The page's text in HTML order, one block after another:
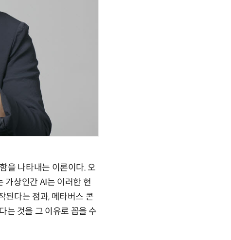
을 나타내는 이론이다. 오
가상인간 AI는 이러한 현
된다는 점과, 메타버스 콘
는 것을 그 이유로 꼽을 수